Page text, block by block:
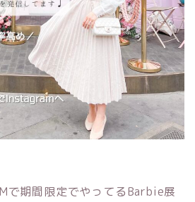
で期間限定でやってるBarbie展